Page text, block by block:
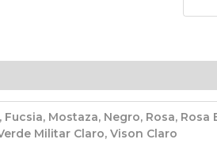
Fucsia, Mostaza, Negro, Rosa,
Militar Claro, Vison Claro